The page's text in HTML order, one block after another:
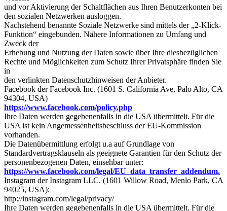
und vor Aktivierung der Schaltflächen aus Ihren Benutzerkonten bei
den sozialen Netzwerken ausloggen.
Nachstehend benannte Soziale Netzwerke sind mittels der „2-Klick-
Funktion“ eingebunden. Nähere Informationen zu Umfang und
Zweck der
Erhebung und Nutzung der Daten sowie über Ihre diesbezüglichen
Rechte und Möglichkeiten zum Schutz Ihrer Privatsphäre finden Sie
in
den verlinkten Datenschutzhinweisen der Anbieter.
Facebook der Facebook Inc. (1601 S. California Ave, Palo Alto, CA
94304, USA)
https://www.facebook.com/policy.php
Ihre Daten werden gegebenenfalls in die USA übermittelt. Für die
USA ist kein Angemessenheitsbeschluss der EU-Kommission
vorhanden.
Die Datenübermittlung erfolgt u.a auf Grundlage von
Standardvertragsklauseln als geeignete Garantien für den Schutz der
personenbezogenen Daten, einsehbar unter:
https://www.facebook.com/legal/EU_data_transfer_addendum.
Instagram der Instagram LLC. (1601 Willow Road, Menlo Park, CA
94025, USA):
http://instagram.com/legal/privacy/
Ihre Daten werden gegebenenfalls in die USA übermittelt. Für die